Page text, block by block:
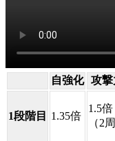
自強化 攻撃
1段階目 1.35倍
1.5倍
（2